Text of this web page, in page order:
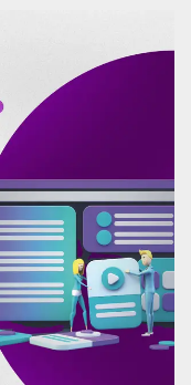
OAB/DF;
?
por elas”.